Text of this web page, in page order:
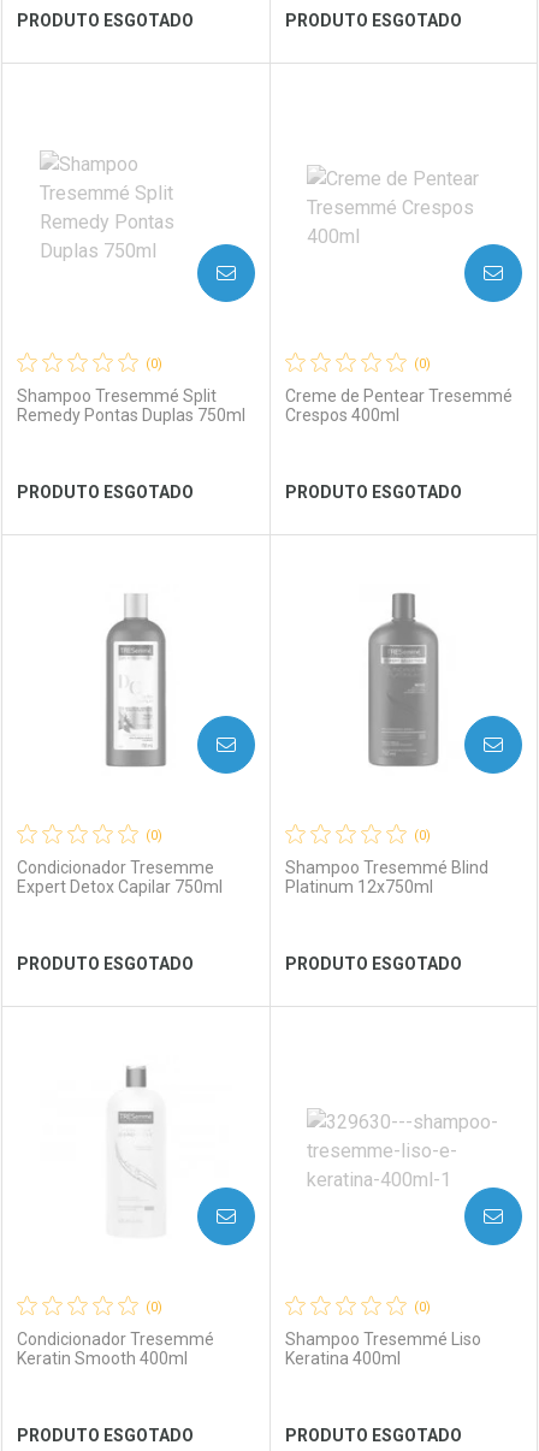
Ver Desconto Convênio Ver Desconto Convênio
PRODUTO ESGOTADO
Laboratório
Ver Desconto Convênio
Por Menos
PRODUTO ESGOTADO
Laboratório
Ver Desconto Convênio
Por Menos
(0)
Shampoo Tresemmé Split
Remedy Pontas Duplas 750ml
PRODUTO ESGOTADO
AVISE-ME
Laboratório
Ver Desconto Convênio
Por Menos
(0)
Creme de Pentear Tresemmé
Crespos 400ml
PRODUTO ESGOTADO
AVISE-ME
Laboratório
Ver Desconto Convênio
Por Menos
(0)
Condicionador Tresemme
Expert Detox Capilar 750ml
PRODUTO ESGOTADO
AVISE-ME
Laboratório
Ver Desconto Convênio
Por Menos
(0)
Shampoo Tresemmé Blind
Platinum 12x750ml
PRODUTO ESGOTADO
AVISE-ME
Laboratório
Ver Desconto Convênio
Por Menos
(0)
Condicionador Tresemmé
Keratin Smooth 400ml
PRODUTO ESGOTADO
AVISE-ME
(0)
Shampoo Tresemmé Liso
Keratina 400ml
PRODUTO ESGOTADO
AVISE-ME